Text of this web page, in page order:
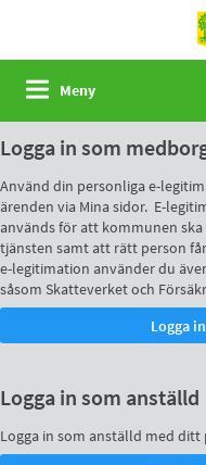
Meny
Logga in som
Använd din personliga e-
ärenden via Mina sidor. E-
används för att kommunen
tjänsten samt att rätt person
e-legitimation använder du
såsom Skatteverket och
Logga in som anställd
Logga in som anställd med